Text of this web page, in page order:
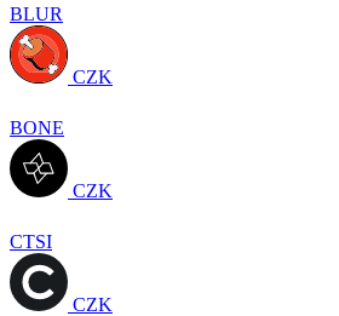
BLUR
CZK
BONE
CZK
CTSI
CZK